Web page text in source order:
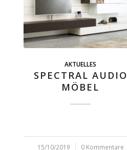
AKTUELLES
SPECTRAL AUDIO
MÖBEL
15/10/2019
/ 0 Kommentare